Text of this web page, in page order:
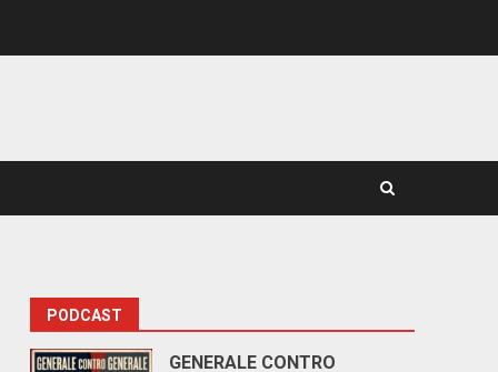
PODCAST
GENERALE CONTRO